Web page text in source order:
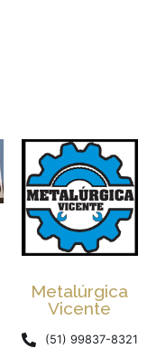
Metalúrgica
Vicente
(51) 99837-8321